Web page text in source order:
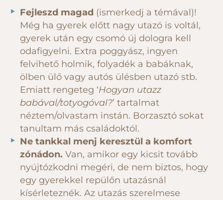
Fejleszd magad (ismerkedj a témával)!
Még ha gyerek előtt nagy utazó is voltál,
gyerek után egy csomó új dologra kell
odafigyelni. Extra poggyász, ingyen
felvihető holmik, folyadék a babáknak,
ölben ülő vagy autós ülésben utazó stb.
Emiatt rengeteg ‘Hogyan utazz
babával/totyogóval?’ tartalmat
néztem/olvastam instán. Borzasztó sokat
tanultam más családoktól.
Ne tankkal menj keresztül a komfort
zónádon. Van, amikor egy kicsit tovább
nyújtózkodni megéri, de nem biztos, hogy
egy gyerekkel repülőn utazásnál
kísérleteznék. Az utazás szerelmese